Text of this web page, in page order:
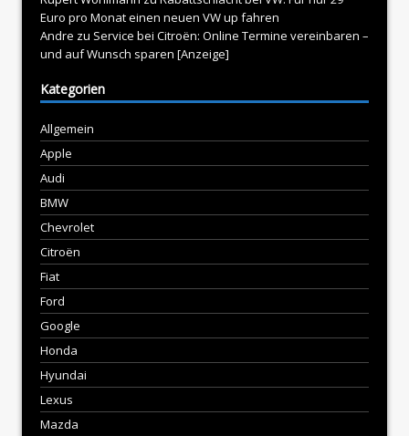
Euro pro Monat einen neuen VW up fahren
Andre zu Service bei Citroën: Online Termine vereinbaren –
und auf Wunsch sparen [Anzeige]
Kategorien
Allgemein
Apple
Audi
BMW
Chevrolet
Citroën
Fiat
Ford
Google
Honda
Hyundai
Lexus
Mazda